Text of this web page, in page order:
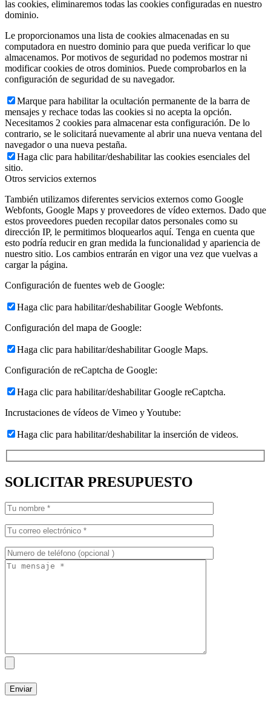
las cookies, eliminaremos todas las cookies configuradas en nuestro
dominio.
Le proporcionamos una lista de cookies almacenadas en su
computadora en nuestro dominio para que pueda verificar lo que
almacenamos. Por motivos de seguridad no podemos mostrar ni
modificar cookies de otros dominios. Puede comprobarlos en la
configuración de seguridad de su navegador.
Marque para habilitar la ocultación permanente de la barra de
mensajes y rechace todas las cookies si no acepta la opción.
Necesitamos 2 cookies para almacenar esta configuración. De lo
contrario, se le solicitará nuevamente al abrir una nueva ventana del
navegador o una nueva pestaña.
Haga clic para habilitar/deshabilitar las cookies esenciales del
sitio.
Otros servicios externos
También utilizamos diferentes servicios externos como Google
Webfonts, Google Maps y proveedores de vídeo externos. Dado que
estos proveedores pueden recopilar datos personales como su
dirección IP, le permitimos bloquearlos aquí. Tenga en cuenta que
esto podría reducir en gran medida la funcionalidad y apariencia de
nuestro sitio. Los cambios entrarán en vigor una vez que vuelvas a
cargar la página.
Configuración de fuentes web de Google:
Haga clic para habilitar/deshabilitar Google Webfonts.
Configuración del mapa de Google:
Haga clic para habilitar/deshabilitar Google Maps.
Configuración de reCaptcha de Google:
Haga clic para habilitar/deshabilitar Google reCaptcha.
Incrustaciones de vídeos de Vimeo y Youtube:
Haga clic para habilitar/deshabilitar la inserción de videos.
SOLICITAR PRESUPUESTO